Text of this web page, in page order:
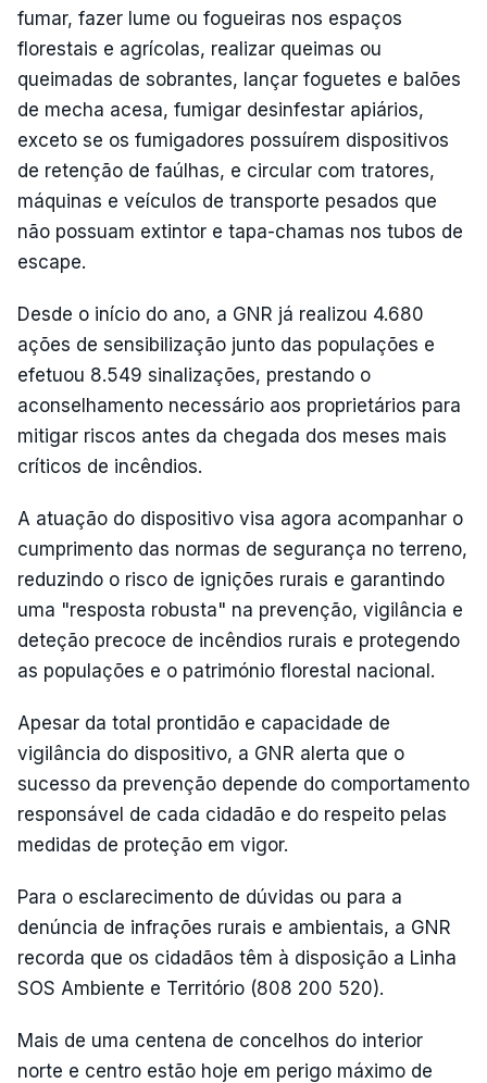
fumar, fazer lume ou fogueiras nos espaços
florestais e agrícolas, realizar queimas ou
queimadas de sobrantes, lançar foguetes e balões
de mecha acesa, fumigar desinfestar apiários,
exceto se os fumigadores possuírem dispositivos
de retenção de faúlhas, e circular com tratores,
máquinas e veículos de transporte pesados que
não possuam extintor e tapa-chamas nos tubos de
escape.
Desde o início do ano, a GNR já realizou 4.680
ações de sensibilização junto das populações e
efetuou 8.549 sinalizações, prestando o
aconselhamento necessário aos proprietários para
mitigar riscos antes da chegada dos meses mais
críticos de incêndios.
A atuação do dispositivo visa agora acompanhar o
cumprimento das normas de segurança no terreno,
reduzindo o risco de ignições rurais e garantindo
uma "resposta robusta" na prevenção, vigilância e
deteção precoce de incêndios rurais e protegendo
as populações e o património florestal nacional.
Apesar da total prontidão e capacidade de
vigilância do dispositivo, a GNR alerta que o
sucesso da prevenção depende do comportamento
responsável de cada cidadão e do respeito pelas
medidas de proteção em vigor.
Para o esclarecimento de dúvidas ou para a
denúncia de infrações rurais e ambientais, a GNR
recorda que os cidadãos têm à disposição a Linha
SOS Ambiente e Território (808 200 520).
Mais de uma centena de concelhos do interior
norte e centro estão hoje em perigo máximo de